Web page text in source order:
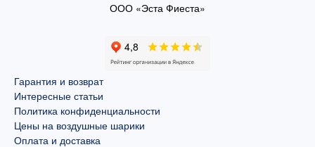
ООО «Эста Фиеста»
Гарантия и возврат
Интересные статьи
Политика конфиденциальности
Цены на воздушные шарики
Оплата и доставка